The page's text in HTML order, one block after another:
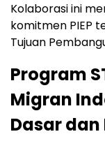
Kolaborasi ini
komitmen PIEP
Tujuan
Program
Migran
Dasar